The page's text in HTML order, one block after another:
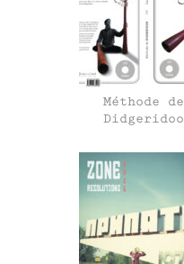
Méthode de
Didgeridoo